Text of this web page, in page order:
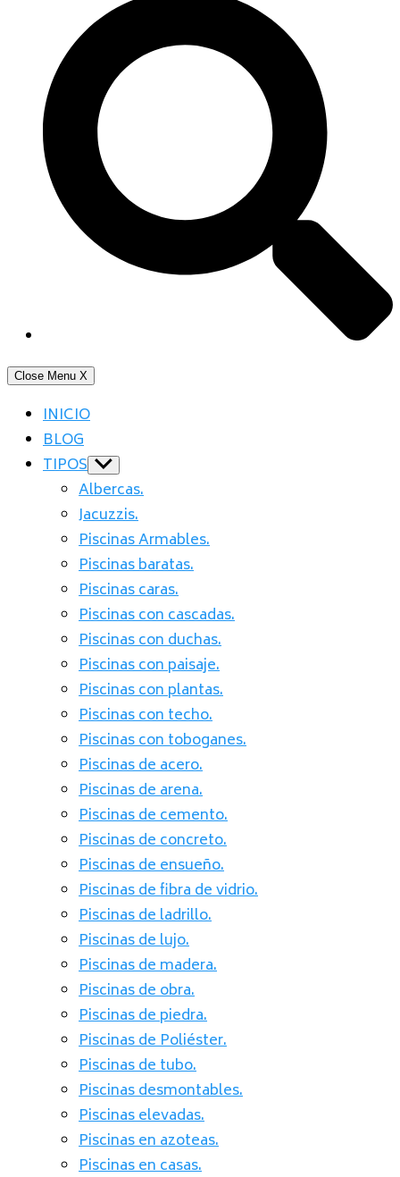
Close Menu X
INICIO
BLOG
TIPOS Show
sub
menu
Albercas.
Jacuzzis.
Piscinas Armables.
Piscinas baratas.
Piscinas caras.
Piscinas con cascadas.
Piscinas con duchas.
Piscinas con paisaje.
Piscinas con plantas.
Piscinas con techo.
Piscinas con toboganes.
Piscinas de acero.
Piscinas de arena.
Piscinas de cemento.
Piscinas de concreto.
Piscinas de ensueño.
Piscinas de fibra de vidrio.
Piscinas de ladrillo.
Piscinas de lujo.
Piscinas de madera.
Piscinas de obra.
Piscinas de piedra.
Piscinas de Poliéster.
Piscinas de tubo.
Piscinas desmontables.
Piscinas elevadas.
Piscinas en azoteas.
Piscinas en casas.